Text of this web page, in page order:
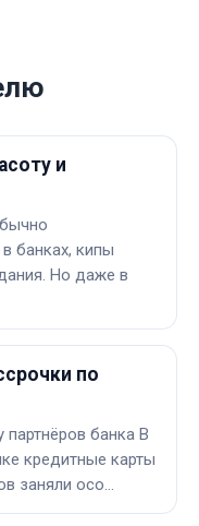
и
банках, кипы
Но даже в
по
банка В
кредитные карты
заняли осо…